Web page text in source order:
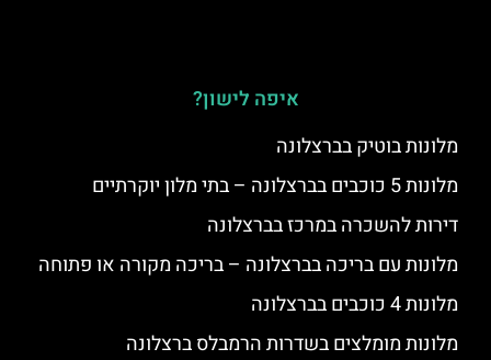
איפה לישון?
מלונות בוטיק בברצלונה
מלונות 5 כוכבים בברצלונה – בתי מלון יוקרתיים
דירות להשכרה במרכז בברצלונה
מלונות עם בריכה בברצלונה – בריכה מקורה או פתוחה
מלונות 4 כוכבים בברצלונה
מלונות מומלצים בשדרות הרמבלס ברצלונה